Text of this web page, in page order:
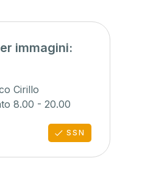
immagini:
Cirillo
8.00 - 20.00
SSN